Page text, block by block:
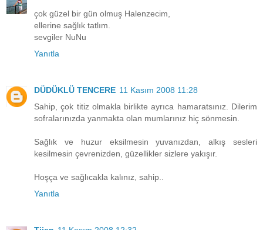
çok güzel bir gün olmuş Halenzecim,
ellerine sağlık tatlım.
sevgiler NuNu
Yanıtla
DÜDÜKLÜ TENCERE 11 Kasım 2008 11:28
Sahip, çok titiz olmakla birlikte ayrıca hamaratsınız. Dilerim
sofralarınızda yanmakta olan mumlarınız hiç sönmesin.
Sağlık ve huzur eksilmesin yuvanızdan, alkış sesleri
kesilmesin çevrenizden, güzellikler sizlere yakışır.
Hoşça ve sağlıcakla kalınız, sahip..
Yanıtla